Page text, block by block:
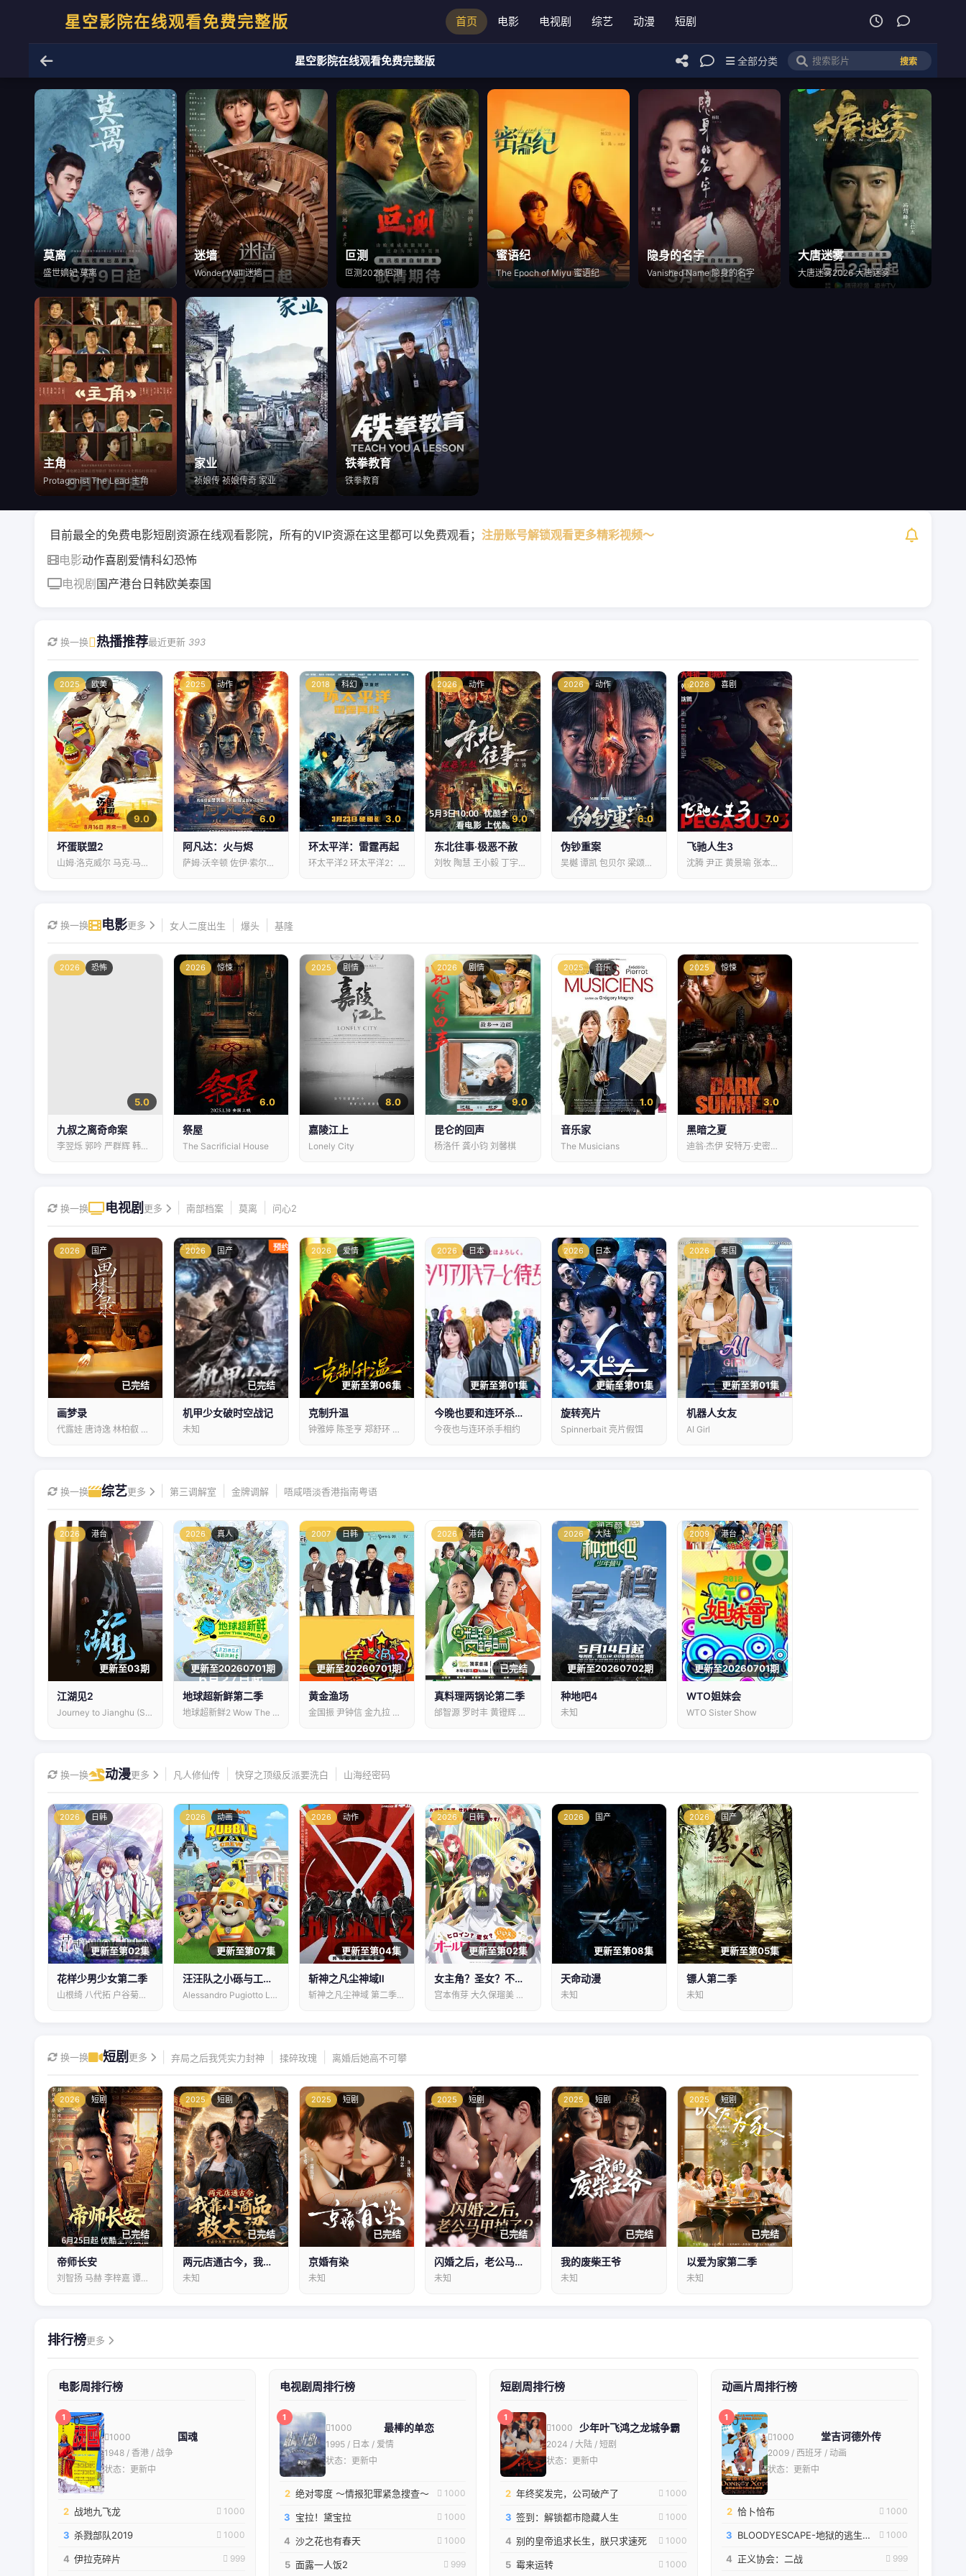
星空影院在线观看免费完整版 首页 电影 电视剧 综艺 动漫 短剧
星空影院在线观看免费完整版 全部分类 搜索
莫离
盛世嫡妃 莫离
迷墙
Wonder Wall 迷墙
叵测
叵测2026 叵测
蜜语纪
The Epoch of Miyu 蜜语纪
隐身的名字
Vanished Name 隐身的名字
大唐迷雾
大唐迷雾2026 大唐迷雾
主角
Protagonist The Lead 主角
家业
祯娘传 祯娘传奇 家业
铁拳教育
铁拳教育
免费电影短剧资源在线观看影院，所有的VIP资源在这里都可以免费观看；注册账号解锁观看更多精彩视频～
电影动作喜剧 爱情科幻恐怖
电视剧 国产港台 日韩欧美泰国
换一换 热播推荐最近更新 393
2025 欧美
9.0
坏蛋联盟2
山姆·洛克威尔 马克·马龙 奥卡菲娜…
2025 动作
6.0
阿凡达：火与烬
萨姆·沃辛顿 佐伊·索尔达娜 西格妮·韦弗…
2018 科幻
3.0
环太平洋：雷霆再起
环太平洋2 环太平洋2：雷霆再起…
2026 动作
9.0
东北往事·极恶不赦
刘牧 陶慧 王小毅 丁宇佳…
2026 动作
6.0
伪钞重案
吴樾 谭凯 包贝尔 梁颂晴…
2026 喜剧
7.0
飞驰人生3
沈腾 尹正 黄景瑜 张本煜…
换一换 电影更多 女人二度出生 爆头 基隆
2026 恐怖
5.0
九叔之离奇命案
李翌烁 郭吟 严群辉 韩梦武
2026 惊悚
6.0
祭屋
The Sacrificial House
2025 剧情
8.0
嘉陵江上
Lonely City
2026 剧情
9.0
昆仑的回声
杨洛仟 龚小钧 刘馨棋
2025 音乐
1.0
音乐家
The Musicians
2025 惊悚
3.0
黑暗之夏
迪翁·杰伊 安特万·史密斯 达尔维尼克·霍桑
换一换 电视剧 更多 南部档案 莫离 问心2
2026 国产
已完结
画梦录
代露娃 唐诗逸 林柏叡 郑希怡 吕星辰
2026 国产
已完结
机甲少女破时空战记
未知
2026 爱情
更新至第06集
克制升温
钟雅婷 陈圣亨 郑舒环 姚星灏
2026 日本
更新至第01集
今晚也要和连环杀手约会
今夜也与连环杀手相约
2026 日本
更新至第01集
旋转亮片
Spinnerbait 亮片假饵
2026 泰国
更新至第01集
机器人女友
AI Girl
换一换 综艺更多 第三调解室 金牌调解 唔咸唔淡香港指南粤语
2026 港台
更新至03期
江湖见2
Journey to Jianghu (Sr.2)
2026 真人
更新至20260701期
地球超新鲜第二季
地球超新鲜2 Wow The World
2007 日韩
更新至20260701期
黄金渔场
金国振 尹钟信 金九拉 曹圭贤 梁俊日
2026 港台
已完结
真料理两锅论第二季
邰智源 罗时丰 黄镫辉 林柏昇 温妮 丘涵
2026 大陆
更新至20260702期
种地吧4
未知
2009 港台
更新至20260701期
WTO姐妹会
WTO Sister Show
换一换 动漫更多 凡人修仙传 快穿之顶级反派要洗白 山海经密码
2026 日韩
更新至第02集
花样少男少女第二季
山根绮 八代拓 户谷菊之介 梅原裕一郎…
2026 动画
更新至第07集
汪汪队之小砾与工程家族第三季
Alessandro Pugiotto Leslie Adlam 拉克斯顿·汉斯贝克
2026 动作
更新至第04集
斩神之凡尘神域Ⅱ
斩神之凡尘神域 第二季 Slay the Gods Ⅱ
2026 日韩
更新至第02集
女主角？圣女？不，我是杂役女仆（自豪）！
宫本侑芽 大久保瑠美 日笠阳子 天崎滉平…
2026 国产
更新至第08集
天命动漫
未知
2026 国产
更新至第05集
镖人第二季
未知
换一换 短剧 更多 弃局之后我凭实力封神 揉碎玫瑰 离婚后她高不可攀
2026 短剧
已完结
帝师长安
刘智扬 马赫 李梓嘉 谭思源 郭静…
2025 短剧
已完结
两元店通古今，我靠小商品救大梁
未知
2025 短剧
已完结
京婚有染
未知
2025 短剧
已完结
闪婚之后，老公马甲掉了2
未知
2025 短剧
已完结
我的废柴王爷
未知
2025 短剧
已完结
以爱为家第二季
未知
排行榜更多
电影周排行榜
1
10.0
1000 国魂
1948 / 香港 / 战争
状态：更新中
2 战地九飞龙 1000
3 杀戮部队2019 1000
4 伊拉克碎片 999
电视剧周排行榜
1
1000 最棒的单恋
1995 / 日本 / 爱情
状态：更新中
2 绝对零度 ～情报犯罪紧急搜查～ 1000
3 宝拉！黛宝拉 1000
4 沙之花也有春天 1000
5 面露一人饭2 999
短剧周排行榜
1
1000 少年叶飞鸿之龙城争霸
2024 / 大陆 / 短剧
状态：更新中
2 年终奖发完，公司破产了 1000
3 签到：解锁都市隐藏人生 1000
4 别的皇帝追求长生，朕只求速死 1000
5 霉来运转 1000
动画片周排行榜
1
2.0
1000 堂吉诃德外传
2009 / 西班牙 / 动画
状态：更新中
2 恰卜恰布 1000
3 BLOODYESCAPE-地狱的逃生作战- 1000
4 正义协会：二战 999